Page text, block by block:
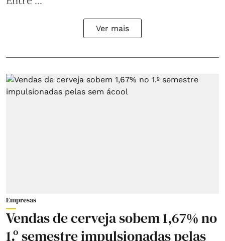
Ver mais
Empresas
Vendas de cerveja sobem 1,67% no
1.º semestre impulsionadas pelas